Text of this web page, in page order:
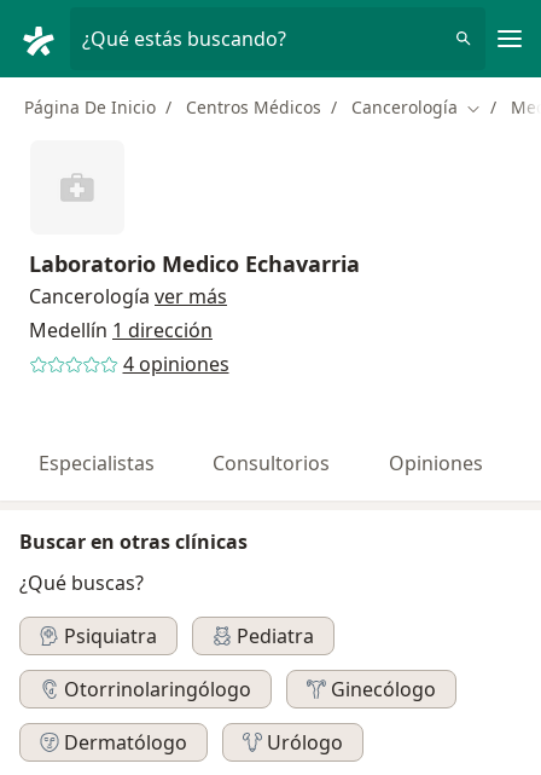
¿Qué estás buscando?
Página De Inicio Centros Médicos Cancerología Cambiar
Laboratorio Medico Echavarria
Cancerología ver más
Medellín 1 dirección
4 opiniones
Especialistas Consultorios Opiniones
Buscar en otras clínicas
¿Qué buscas?
Psiquiatra
Pediatra
Otorrinolaringólogo
Ginecólogo
Dermatólogo
Urólogo